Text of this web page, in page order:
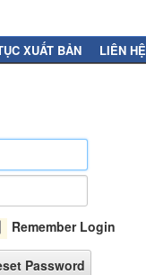
XUẤT BẢN LIÊN HỆ
Remember Login
Password